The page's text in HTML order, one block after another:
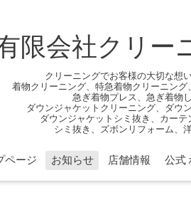
限会社クリー
クリーニングでお客様の大切な想
着物クリーニング、特急着物クリーニン
急ぎ着物プレス、急ぎ着物
ダウンジャケットクリーニング、ダウ
ダウンジャケットシミ抜き、カーテ
シミ抜き、ズボンリフォーム、
ページ お知らせ 店舗情報 公式